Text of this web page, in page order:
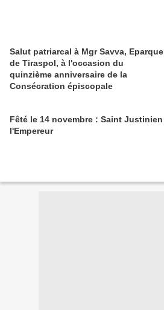
Salut patriarcal à Mgr Savva, Eparque
de Tiraspol, à l'occasion du
quinzième anniversaire de la
Consécration épiscopale
Fêté le 14 novembre : Saint Justinien
l'Empereur